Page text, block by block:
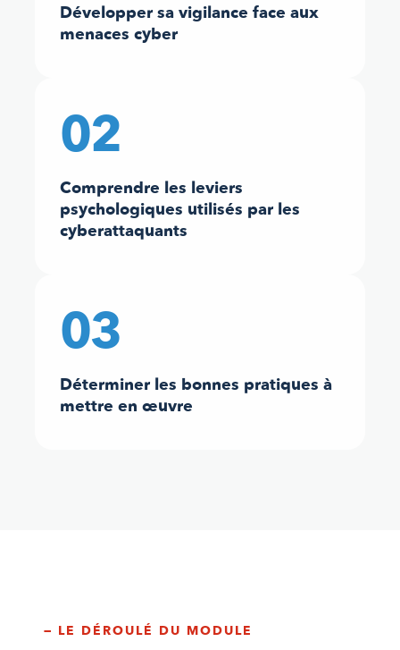
Développer sa vigilance face aux
menaces cyber
02
Comprendre les leviers
psychologiques utilisés par les
cyberattaquants
03
Déterminer les bonnes pratiques à
mettre en œuvre
— LE DÉROULÉ DU MODULE